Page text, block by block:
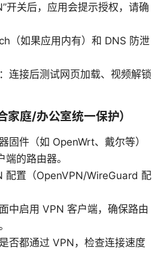
开关后，应用会提示授权，请确
（如果应用内有）和 DNS 防泄
连接后测试网页加载、视频解锁
家庭/办公室统一保护）
固件（如 OpenWrt、戴尔等）
的路由器。
配置（OpenVPN/WireGuard 配
中启用 VPN 客户端，确保路由
否都通过 VPN，检查连接速度